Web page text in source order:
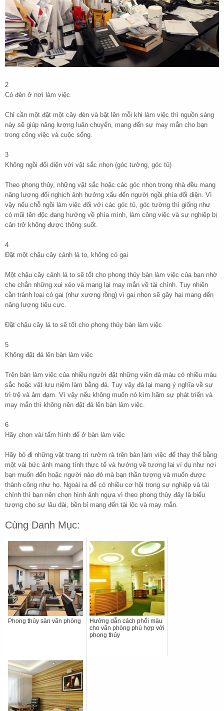
2
Có đèn ở nơi làm việc
Chỉ cần một đặt một cây đèn và bật lên mỗi khi làm việc thì nguồn sáng
này sẽ giúp năng lượng luân chuyển, mang đến sự may mắn cho bạn
trong công việc và cuộc sống.
3
Không ngồi đối diện với vật sắc nhọn (góc tường, góc tủ)
Theo phong thủy, những vật sắc hoặc các góc nhọn trong nhà đều mang
năng lượng đối nghịch ảnh hưởng xấu đến người ngồi phía đối diện. Vì
vậy nếu chỗ ngồi làm việc đối với các góc tủ, góc tường thì giống như
có mũi tên độc đang hướng về phía mình, làm công việc và sự nghiệp bị
cản trở không được thông suốt.
4
Đặt một chậu cây cảnh lá to, không có gai
Một chậu cây cảnh lá to sẽ tốt cho phong thủy bàn làm việc của bạn nhờ
che chắn những xui xẻo và mang lại may mắn về tài chính. Tuy nhiên
cần tránh loại có gai (như xương rồng) vì gai nhọn sẽ gây hại mang đến
năng lượng tiêu cực.
Đặt chậu cây lá to sẽ tốt cho phong thủy bàn làm việc
5
Không đặt đá lên bàn làm việc
Trên bàn làm việc của nhiều người đặt những viên đá màu có nhiều màu
sắc hoặc vật lưu niệm làm bằng đá. Tuy vậy đá lại mang ý nghĩa về sự
trì trệ và ảm đạm. Vì vậy nếu không muốn nó kìm hãm sự phát triển và
may mắn thì không nên đặt đá lên bàn làm việc.
6
Hãy chọn vài tấm hình để ở bàn làm việc
Hãy bỏ đi những vật trang trí rườm rà trên bàn làm việc để thay thế bằng
một vài bức ảnh mang tính thực tế và hướng về tương lai ví dụ như nơi
bạn muốn đến hoặc người nào đó mà bạn thần tượng và muốn được
thành công như họ. Ngoài ra để có nhiều cơ hội trong sự nghiệp và tài
chính thì bạn nên chọn hình ảnh ngựa vì theo phong thủy đây là biểu
tượng cho sự lâu dài, bền bỉ mang đến tài lộc và may mắn.
Cùng Danh Mục:
Phong thủy sàn văn phòng
Hướng dẫn cách phối màu
cho văn phòng phù hợp với
phong thủy